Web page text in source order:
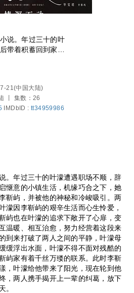
说。年过三十的叶
带着积蓄回到家乡
靳屿，并被他的神
的灵魂不断触碰，
而心生怜爱，热情
也在叶濛的追求下
朗起来。他们相互
营着这段来之不易
打破了两人之间的
对残酷的真相﹣﹣
在轮到他来帮助叶
携手揭开上一辈的
接美好的明天。
21(中国大陆)
丨 集数：26
IMDbID : tt34959986
。年过三十的叶濛遭遇职场不顺，辞
惬意的小镇生活，机缘巧合之下，她
靳屿，并被他的神秘和冷峻吸引。两
濛因李靳屿的艰辛生活而心生怜爱，
屿也在叶濛的追求下敞开了心扉，变
温暖、相互治愈，努力经营着这段来
到来打破了两人之间的平静，叶濛母
缓浮出水面，叶濛不得不面对残酷的
屿家有着千丝万缕的联系。此时李靳
，叶濛给他带来了阳光，现在轮到他
，两人携手揭开上一辈的纠葛，放下
。